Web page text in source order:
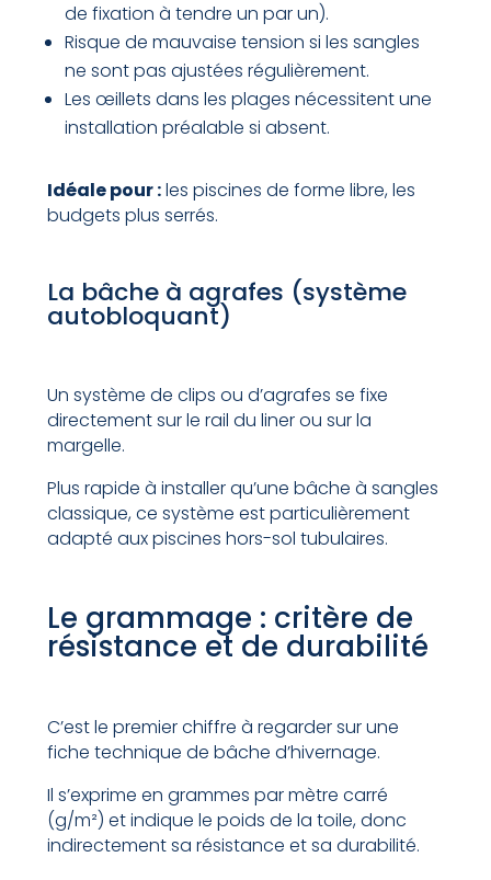
de fixation à tendre un par un).
Risque de mauvaise tension si les sangles
ne sont pas ajustées régulièrement.
Les œillets dans les plages nécessitent une
installation préalable si absent.
Idéale pour :les piscines de forme libre, les
budgets plus serrés.
La bâche à agrafes (système
autobloquant)
Un système de clips ou d’agrafes se fixe
directement sur le rail du liner ou sur la
margelle.
Plus rapide à installer qu’une bâche à sangles
classique, ce système est particulièrement
adapté aux piscines hors-sol tubulaires.
Le grammage : critère de
résistance et de durabilité
C’est le premier chiffre à regarder sur une
fiche technique de bâche d’hivernage.
Il s’exprime en grammes par mètre carré
(g/m²) et indique le poids de la toile, donc
indirectement sa résistance et sa durabilité.